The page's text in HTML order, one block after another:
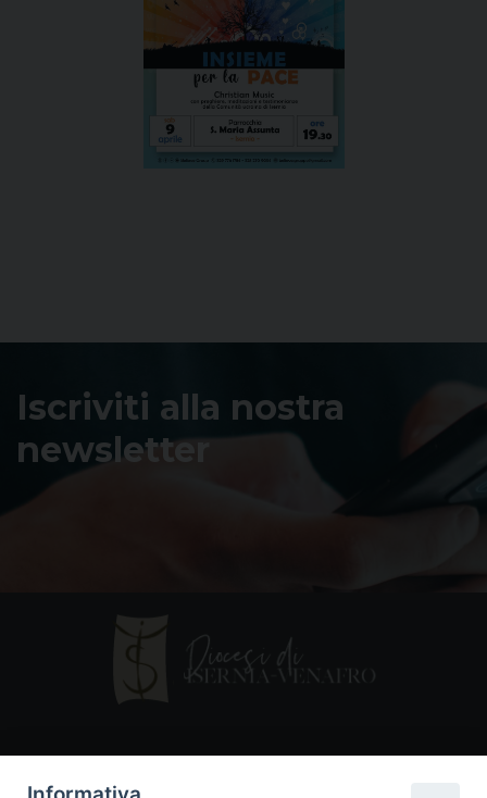
Iscriviti alla nostra
newsletter